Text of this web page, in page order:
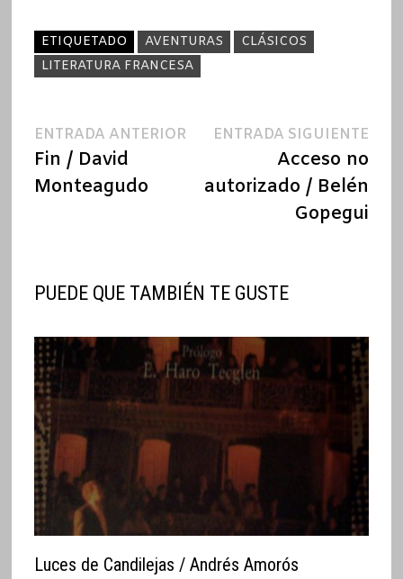
ETIQUETADO AVENTURAS
CLÁSICOS
LITERATURA FRANCESA
Navegación
de
entradas
ENTRADA ANTERIOREntrada
Fin / David
Monteagudo
ENTRADA SIGUIENTE
Acceso no
autorizado / Belén
Gopegui
PUEDE QUE TAMBIÉN TE GUSTE
Luces de Candilejas / Andrés Amorós